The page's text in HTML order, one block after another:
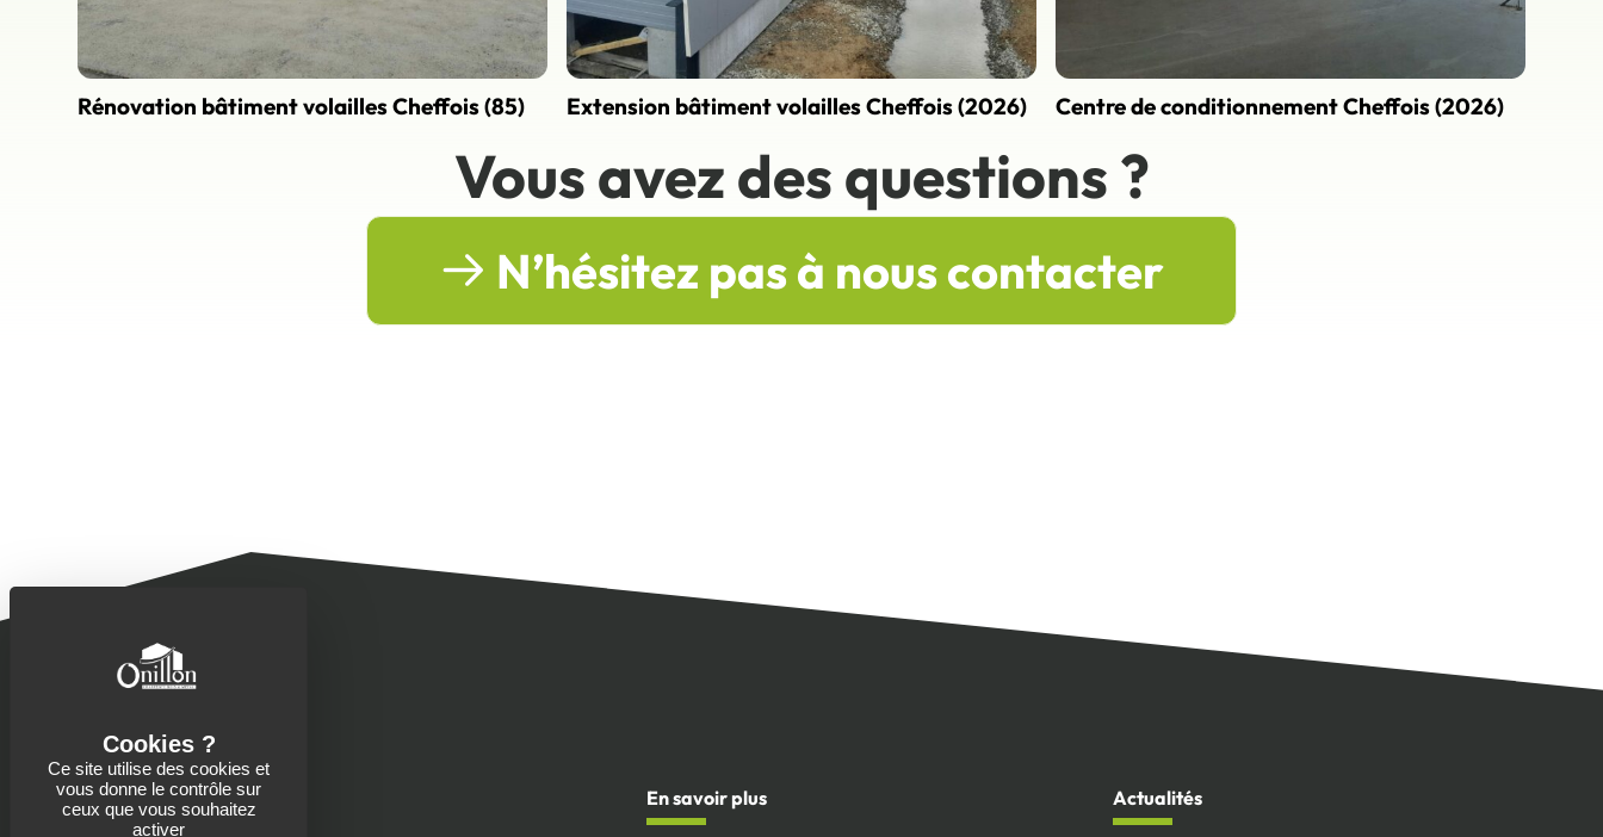
Rénovation bâtiment volailles Cheffois (85) Extension bâtiment volailles Cheffois (2026) Centre de conditionnement Cheffois (2026)
Vous avez des questions ?
N’hésitez pas à nous contacter
Contacts En savoir plus Actualités
Ce site utilise des cookies et
vous donne le contrôle sur
ceux que vous souhaitez
activer